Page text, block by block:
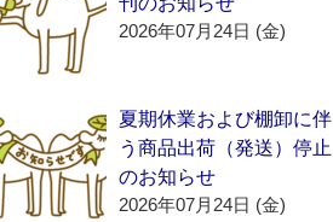
2026年07月24日 (金)
夏期休業および棚卸に伴
う商品出荷（発送）停止
のお知らせ
2026年07月24日 (金)